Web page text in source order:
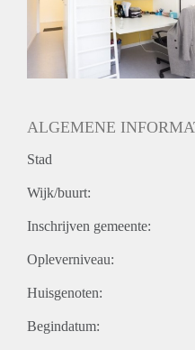
N.V.T.
Huurtermijn
Onbepaalde termijn
Oplevering
ALGEMENE
Stad
Wijk/buurt:
Inschrijven gemeente:
Opleverniveau:
Huisgenoten:
Begindatum: